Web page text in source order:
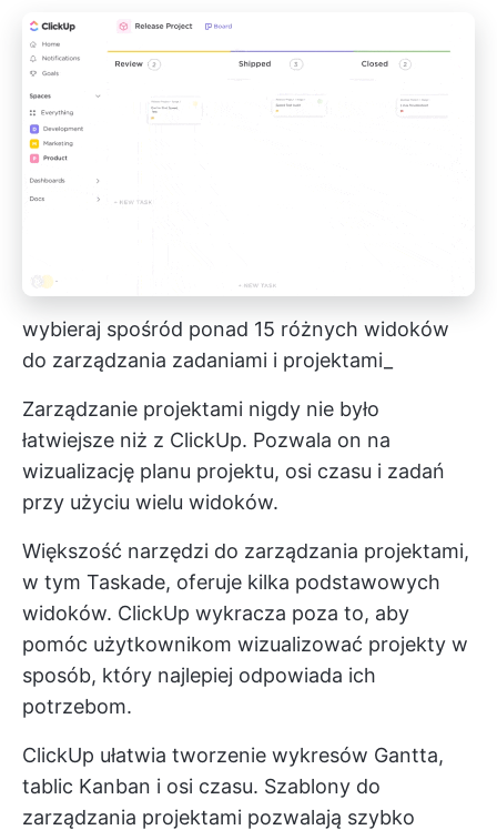
wybieraj spośród ponad 15 różnych widoków
do zarządzania zadaniami i projektami_
Zarządzanie projektami nigdy nie było
łatwiejsze niż z ClickUp. Pozwala on na
wizualizację planu projektu, osi czasu i zadań
przy użyciu wielu widoków.
Większość narzędzi do zarządzania projektami,
w tym Taskade, oferuje kilka podstawowych
widoków. ClickUp wykracza poza to, aby
pomóc użytkownikom wizualizować projekty w
sposób, który najlepiej odpowiada ich
potrzebom.
ClickUp ułatwia tworzenie wykresów Gantta,
tablic Kanban i osi czasu. Szablony do
zarządzania projektami pozwalają szybko